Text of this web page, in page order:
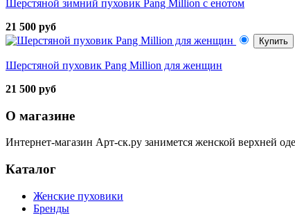
Шерстяной зимний пуховик Pang Million с енотом
21 500 руб
Купить
Шерстяной пуховик Pang Million для женщин
21 500 руб
О магазине
Интернет-магазин Арт-ск.ру занимется женской верхней
Каталог
Женские пуховики
Бренды